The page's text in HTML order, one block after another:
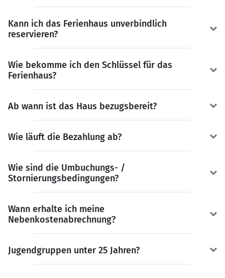
Kann ich das Ferienhaus unverbindlich
reservieren?
Wie bekomme ich den Schlüssel für das
Ferienhaus?
Ab wann ist das Haus bezugsbereit?
Wie läuft die Bezahlung ab?
Wie sind die Umbuchungs- /
Stornierungsbedingungen?
Wann erhalte ich meine
Nebenkostenabrechnung?
Jugendgruppen unter 25 Jahren?